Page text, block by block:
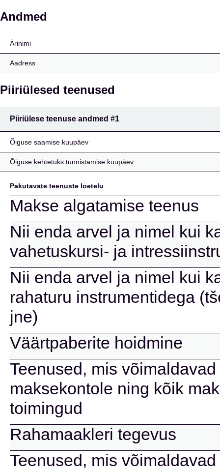
Lombard Odier & Cie
Andmed
Ärinimi
Aadress
Piiriülesed teenused
Piiriülese teenuse andmed #1
Õiguse saamise kuupäev
Õiguse kehtetuks tunnistamise kuupäev
Pakutavate teenuste loetelu
Makse algatamise teenus
Nii enda arvel ja nimel kui
vahetuskursi- ja
Nii enda arvel ja nimel kui
rahaturu instrumentidega
jne)
Väärtpaberite hoidmine
Teenused, mis
maksekontole ning kõik
toimingud
Rahamaakleri tegevus
Teenused, mis